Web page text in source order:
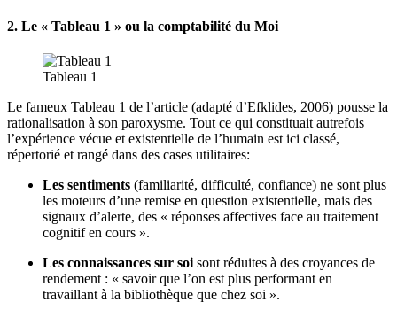
2. Le « Tableau 1 » ou la comptabilité du Moi
Tableau 1
Le fameux Tableau 1 de l’article (adapté d’Efklides, 2006) pousse la
rationalisation à son paroxysme. Tout ce qui constituait autrefois
l’expérience vécue et existentielle de l’humain est ici classé,
répertorié et rangé dans des cases utilitaires:
Les sentiments (familiarité, difficulté, confiance) ne sont plus
les moteurs d’une remise en question existentielle, mais des
signaux d’alerte, des « réponses affectives face au traitement
cognitif en cours ».
Les connaissances sur soi sont réduites à des croyances de
rendement : « savoir que l’on est plus performant en
travaillant à la bibliothèque que chez soi ».